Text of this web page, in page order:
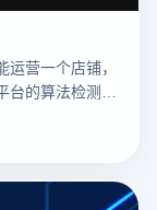
营一个店铺，
台的算法检测到
制下架，或者
得毫无意义。